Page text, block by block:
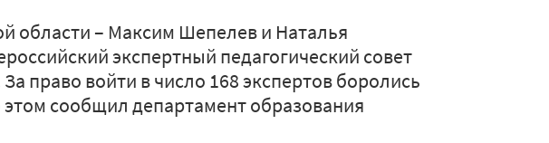
области – Максим Шепелев и Наталья
экспертный педагогический совет
право войти в число 168 экспертов боролись
сообщил департамент образования